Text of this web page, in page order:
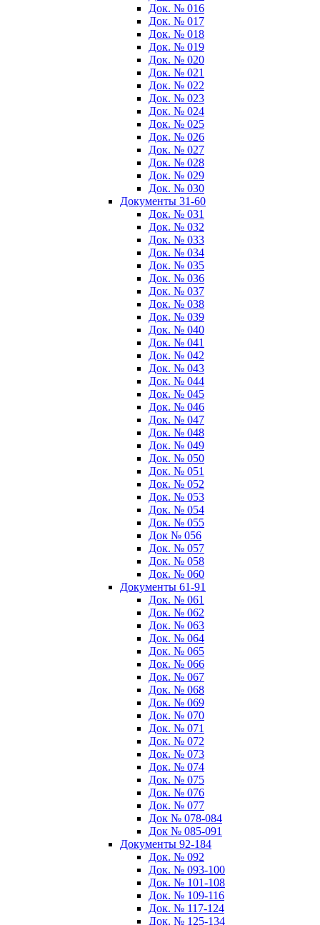
Док. № 016
Док. № 017
Док. № 018
Док. № 019
Док. № 020
Док. № 021
Док. № 022
Док. № 023
Док. № 024
Док. № 025
Док. № 026
Док. № 027
Док. № 028
Док. № 029
Док. № 030
Документы 31-60
Док. № 031
Док. № 032
Док. № 033
Док. № 034
Док. № 035
Док. № 036
Док. № 037
Док. № 038
Док. № 039
Док. № 040
Док. № 041
Док. № 042
Док. № 043
Док. № 044
Док. № 045
Док. № 046
Док. № 047
Док. № 048
Док. № 049
Док. № 050
Док. № 051
Док. № 052
Док. № 053
Док. № 054
Док. № 055
Док № 056
Док. № 057
Док. № 058
Док. № 060
Документы 61-91
Док. № 061
Док. № 062
Док. № 063
Док. № 064
Док. № 065
Док. № 066
Док. № 067
Док. № 068
Док. № 069
Док. № 070
Док. № 071
Док. № 072
Док. № 073
Док. № 074
Док. № 075
Док. № 076
Док. № 077
Док № 078-084
Док № 085-091
Документы 92-184
Док. № 092
Док. № 093-100
Док. № 101-108
Док. № 109-116
Док. № 117-124
Док. № 125-134